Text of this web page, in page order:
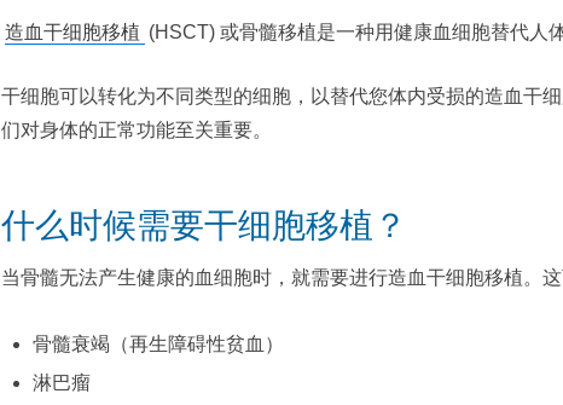
造血干细胞移植 (HSCT) 或骨髓移植是一种用健康血细胞替代人
干细胞可以转化为不同类型的细胞，以替代您体内受损的造血干
们对身体的正常功能至关重要。
什么时候需要干细胞移植？
当骨髓无法产生健康的血细胞时，就需要进行造血干细胞移植。
骨髓衰竭（再生障碍性贫血）
淋巴瘤